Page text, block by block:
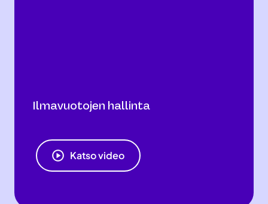
Ilmavuotojen hallinta
Katso video